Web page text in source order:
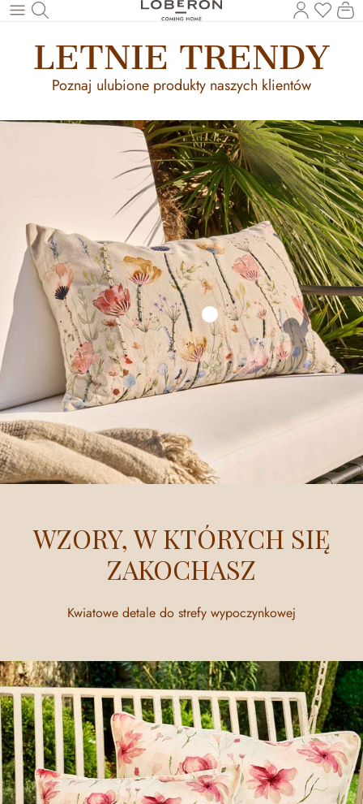
Wróć do wątku głównego
Masz
LETNIE TRENDY
Poznaj ulubione produkty naszych klientów
WZORY, W KTÓRYCH SIĘ
ZAKOCHASZ
Kwiatowe detale do strefy wypoczynkowej